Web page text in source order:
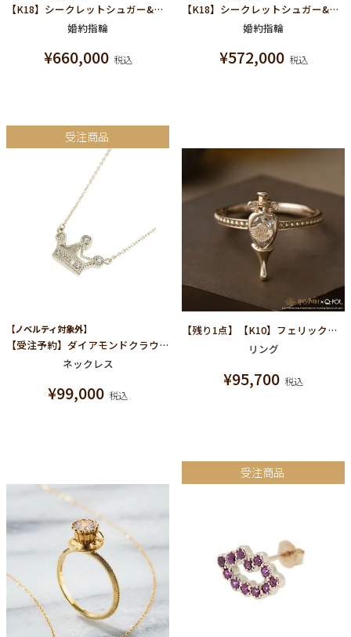
【K18】シークレットシュガー&ホイップ ダイヤモンド リング【オーダージュエリー】【受注予約】
婚約指輪
¥660,000 税込
【K18】シークレットシュガー&ホイップ ルビー リング【オーダージュエリー】【受注予約】
婚約指輪
¥572,000 税込
受注商品
【ノベルティ対象外】
【受注予約】ダイアモンドクラウン ネックレス
ネックレス
¥99,000 税込
【残り1点】【K10】フェリックス・フェリシス リング【ハリーポッターコラボ】
リング
¥95,700 税込
受注商品